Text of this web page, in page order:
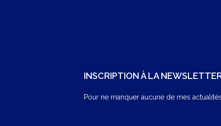
INSCRIPTION À LA
Pour ne manquer aucune de mes